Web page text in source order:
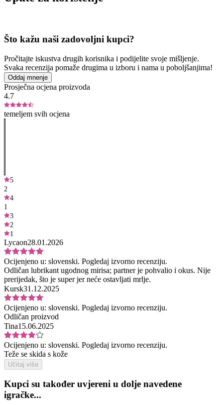
Što kažu naši zadovoljni kupci?
Pročitajte iskustva drugih korisnika i podijelite svoje mišljenje.
Svaka recenzija pomaže drugima u izboru i nama u poboljšanjima!
Oddaj mnenje
Prosječna ocjena proizvoda
4.7
temeljem svih ocjena
5
2
4
1
3
2
1
Lycaon28.01.2026
Ocijenjeno u: slovenski. Pogledaj izvorno recenziju.
Odličan lubrikant ugodnog mirisa; partner je pohvalio i okus. Nije
prerijedak, što je super jer neće ostavljati mrlje.
Kursk31.12.2025
Ocijenjeno u: slovenski. Pogledaj izvorno recenziju.
Odličan proizvod
Tina15.06.2025
Ocijenjeno u: slovenski. Pogledaj izvorno recenziju.
Teže se skida s kože
Učitaj više
Kupci su također uvjereni u dolje navedene
igračke...